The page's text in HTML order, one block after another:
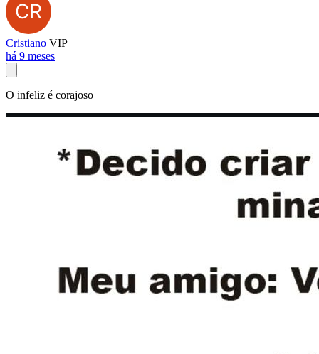
Cristiano VIP
há 9 meses
O infeliz é corajoso